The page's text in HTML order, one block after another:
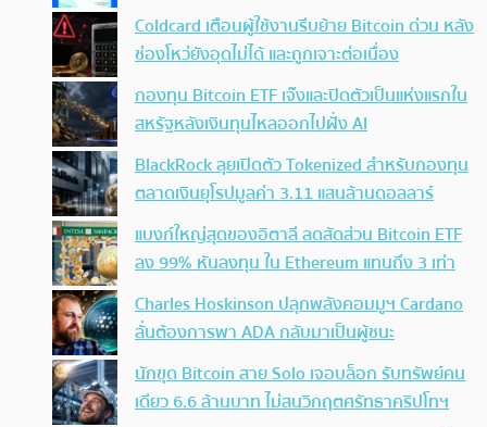
Coldcard เตือนผู้ใช้งานรีบย้าย Bitcoin ด่วน หลัง
ช่องโหว่ยังอุดไม่ได้ และถูกเจาะต่อเนื่อง
กองทุน Bitcoin ETF เจ๊งและปิดตัวเป็นแห่งแรกใน
สหรัฐหลังเงินทุนไหลออกไปฝั่ง AI
BlackRock ลุยเปิดตัว Tokenized สำหรับกองทุน
ตลาดเงินยุโรปมูลค่า 3.11 แสนล้านดอลลาร์
แบงก์ใหญ่สุดของอิตาลี ลดสัดส่วน Bitcoin ETF
ลง 99% หันลงทุน ใน Ethereum แทนถึง 3 เท่า
Charles Hoskinson ปลุกพลังคอมมูฯ Cardano
ลั่นต้องการพา ADA กลับมาเป็นผู้ชนะ
นักขุด Bitcoin สาย Solo เจอบล็อก รับทรัพย์คน
เดียว 6.6 ล้านบาท ไม่สนวิกฤตศรัทธาคริปโทฯ